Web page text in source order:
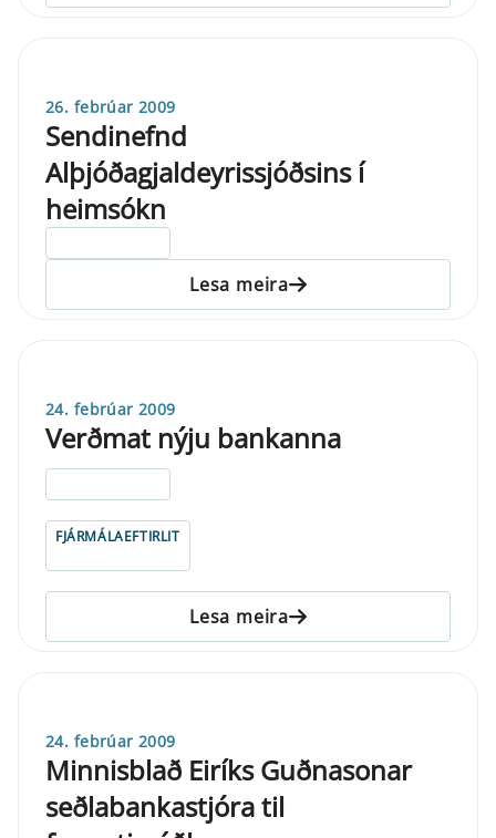
26. febrúar 2009
Sendinefnd
Alþjóðagjaldeyrissjóðsins í
heimsókn
Lesa meira
24. febrúar 2009
Verðmat nýju bankanna
FJÁRMÁLAEFTIRLIT
Lesa meira
24. febrúar 2009
Minnisblað Eiríks Guðnasonar
seðlabankastjóra til